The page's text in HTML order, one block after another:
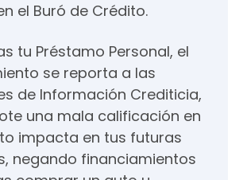
el Buró de Crédito.
tu Préstamo Personal, el
se reporta a las
de Información Crediticia,
una mala calificación en
impacta en tus futuras
negando financiamientos